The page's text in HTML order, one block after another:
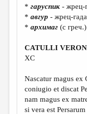
ПРОИЗВЕДЕНИЯ
ПЕРЕВОДЫ
ДЕТСКАЯ КОМНАТА
КНИЖНАЯ ПОЛКА
ОБЗОР ЛИТЕРАТУРЫ
СТРАНИЦЫ ПАМЯТИ
*гаруспик - жрец-
* авгур - жрец-
*архимаг (с
CATULLI
XC
Nascatur magus ex
coniugio et discat
nam magus ex
si vera est